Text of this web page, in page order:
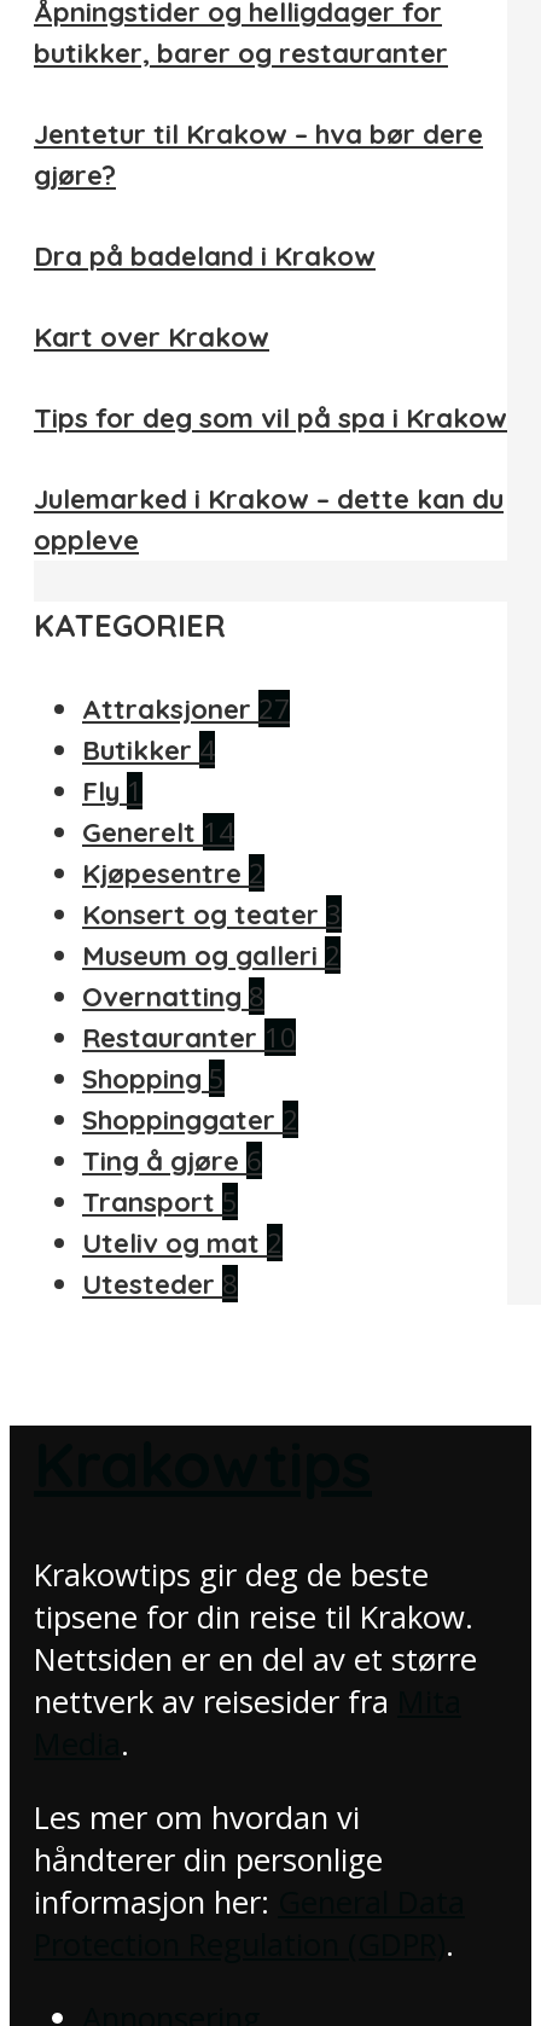
Åpningstider og helligdager for
butikker, barer og restauranter
Jentetur til Krakow – hva bør dere
gjøre?
Dra på badeland i Krakow
Kart over Krakow
Tips for deg som vil på spa i Krakow
Julemarked i Krakow – dette kan du
oppleve
KATEGORIER
Attraksjoner 27
Butikker 4
Fly 1
Generelt 14
Kjøpesentre 2
Konsert og teater 3
Museum og galleri 2
Overnatting 8
Restauranter 10
Shopping 5
Shoppinggater 2
Ting å gjøre 6
Transport 5
Uteliv og mat 2
Utesteder 8
Krakowtips gir deg de beste
tipsene for din reise til Krakow.
Nettsiden er en del av et større
nettverk av reisesider fra
.
Les mer om hvordan vi
håndterer din personlige
informasjon her:
.